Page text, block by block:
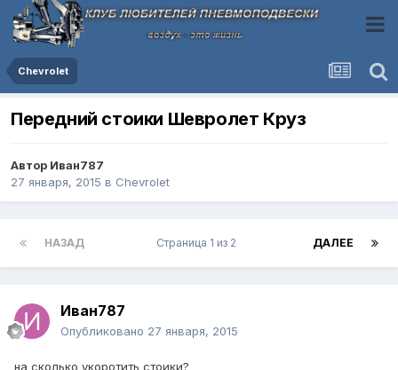
Chevrolet
Передний стоики Шевролет Круз
Автор Иван787
27 января, 2015 в Chevrolet
НАЗАД ДАЛЕЕ
Страница 1 из 2
Иван787
Опубликовано 27 января, 2015
на сколько укоротить стоики?